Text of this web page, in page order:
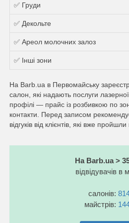
✅ Груди
✅ Декольте
✅ Ареол молочних залоз
✅ Інші зони
На Barb.ua в Первомайську
салон, які надають послуги
профілі — прайс із розбивкою по
контакти. Перед записом
відгуків від клієнтів, які вже пройшли
На Barb.ua >
відвідувачів в
салонів:
майстрів: